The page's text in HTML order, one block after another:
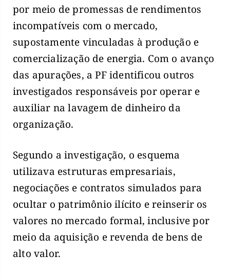
por meio de promessas de rendimentos
incompatíveis com o mercado,
supostamente vinculadas à produção e
comercialização de energia. Com o avanço
das apurações, a PF identificou outros
investigados responsáveis por operar e
auxiliar na lavagem de dinheiro da
organização.
Segundo a investigação, o esquema
utilizava estruturas empresariais,
negociações e contratos simulados para
ocultar o patrimônio ilícito e reinserir os
valores no mercado formal, inclusive por
meio da aquisição e revenda de bens de
alto valor.